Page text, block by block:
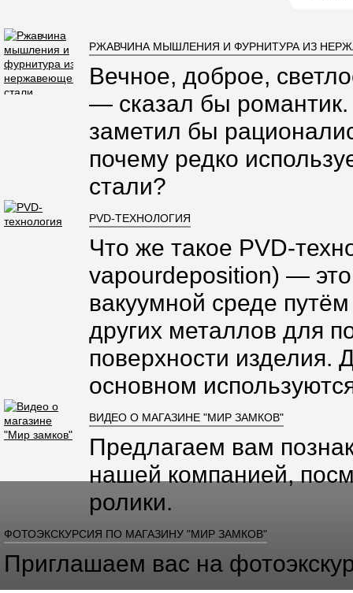
РЖАВЧИНА МЫШЛЕНИЯ И ФУРНИТУРА ИЗ
Вечное, доброе,
— сказал бы
заметил бы
почему редко
стали?
PVD-ТЕХНОЛОГИЯ
Что же такое PVD-
vapourdeposition) —
вакуумной среде
других металлов для
поверхности изделия.
основном
ВИДЕО О МАГАЗИНЕ "МИР ЗАМКОВ"
Предлагаем вам
нашей компанией,
ролики.
ФОТОЭКСКУРСИЯ ПО МАГАЗИНУ "МИР ЗАМКОВ"
Приглашаем вас на